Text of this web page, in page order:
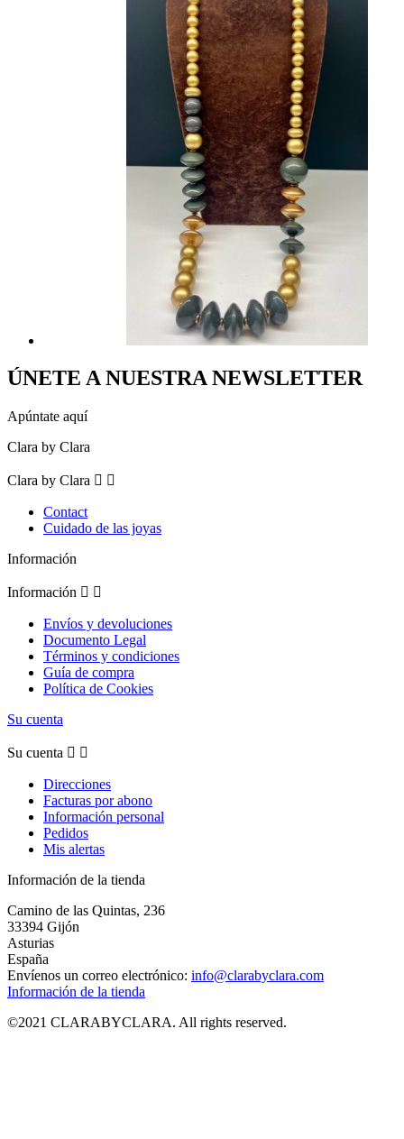
ÚNETE A NUESTRA NEWSLETTER
Apúntate aquí
Clara by Clara
Clara by Clara  
Contact
Cuidado de las joyas
Información
Información  
Envíos y devoluciones
Documento Legal
Términos y condiciones
Guía de compra
Política de Cookies
Su cuenta
Su cuenta  
Direcciones
Facturas por abono
Información personal
Pedidos
Mis alertas
Información de la tienda
Camino de las Quintas, 236
33394 Gijón
Asturias
España
Envíenos un correo electrónico: info@clarabyclara.com
Información de la tienda
©2021 CLARABYCLARA. All rights reserved.